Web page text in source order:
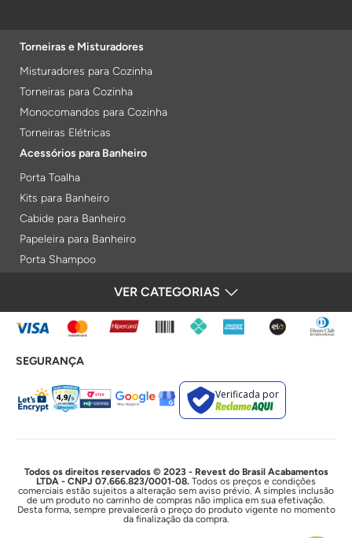
Torneiras e Misturadores
Misturadores para Cozinha
Torneiras para Cozinha
Monocomandos para Cozinha
Torneiras Elétricas
Acessórios para Banheiro
Porta Toalha
Kits para Banheiro
Cabide para Banheiro
Papeleira para Banheiro
Porta Shampoo
Porta Toalha Aquecido
Gabinetes para Banheiro
Lixeiras
Acabamentos e Registros
Bases de Registros
Duchas e Chuveiros
Chuveiros Elétricos
Chuveiros
VER CATEGORIAS
FORMAS DE PAGAMENTO
SEGURANÇA
Verificada por
Todos os direitos reservados © 2023 - Revest do Brasil Acabamentos
LTDA - CNPJ 07.666.823/0001-08. Todos os preços e condições
comerciais estão sujeitos a alteração sem aviso prévio. A simples inclusão
de um produto no carrinho de compras não implica em sua efetivação.
Desta forma, sempre prevalecerá o preço do produto vigente no momento
da finalização da compra.